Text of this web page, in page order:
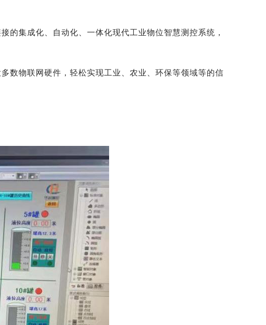
的集成化、自动化、一体化现代工业物位智慧测控系统，
数物联网硬件，轻松实现工业、农业、环保等领域等的信